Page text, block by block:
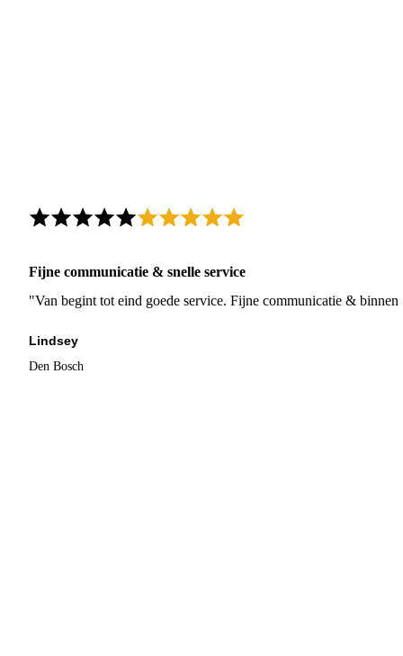
Fijne communicatie & snelle service
"Van begint tot eind goede service. Fijne communicatie &
Lindsey
Den Bosch